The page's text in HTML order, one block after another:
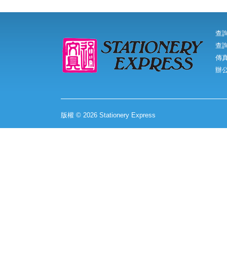
查
查
傳
辦
版權 © 2026 Stationery Express